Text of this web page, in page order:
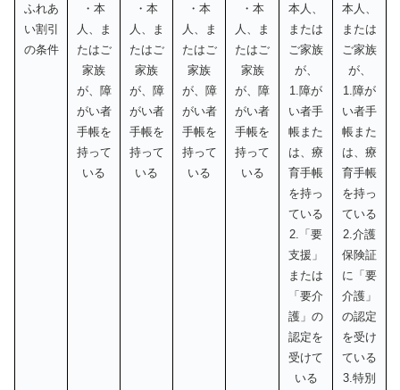
ふれあ
い割引
の条件
・本
人、ま
たはご
家族
が、障
がい者
手帳を
持って
いる
・本
人、ま
たはご
家族
が、障
がい者
手帳を
持って
いる
・本
人、ま
たはご
家族
が、障
がい者
手帳を
持って
いる
・本
人、ま
たはご
家族
が、障
がい者
手帳を
持って
いる
本人、
または
ご家族
が、
1.障が
い者手
帳また
は、療
育手帳
を持っ
ている
2.「要
支援」
または
「要介
護」の
認定を
受けて
いる
本人、
または
ご家族
が、
1.障が
い者手
帳また
は、療
育手帳
を持っ
ている
2.介護
保険証
に「要
介護」
の認定
を受け
ている
3.特別